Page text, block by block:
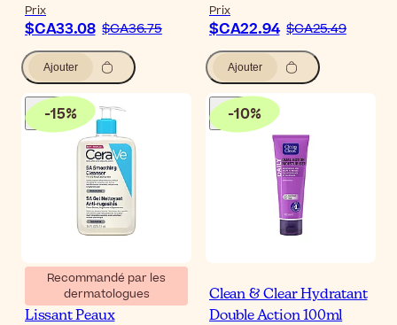
Prix
$CA33.08 $CA36.75
Ajouter
Prix
$CA22.94 $CA25.49
Ajouter
-15%
Recommandé par les
dermatologues
CeraVe SA Nettoyant
Lissant Peaux
-10%
Clean & Clear Hydratant
Double Action 100ml